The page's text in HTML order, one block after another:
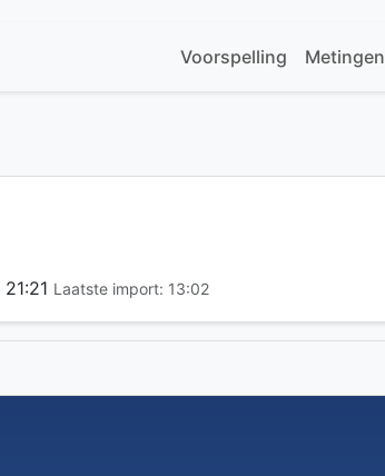
Voorspelling Metingen
21:21 Laatste import: 13:02